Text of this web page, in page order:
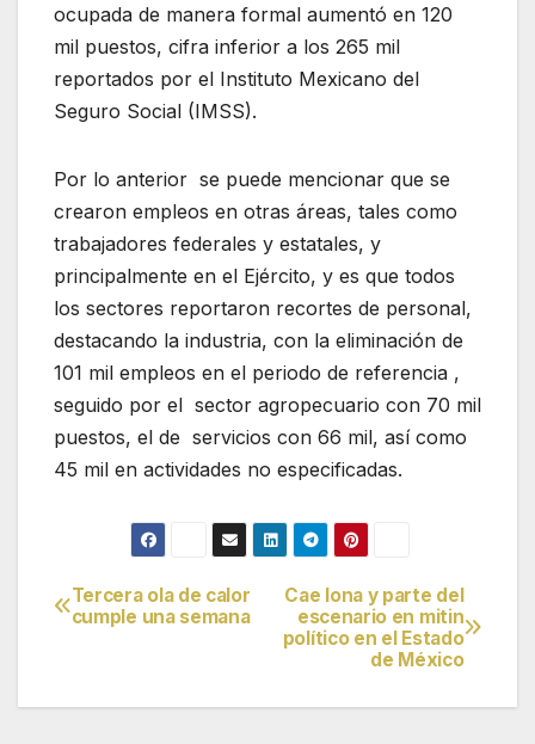
ocupada de manera formal aumentó en 120
mil puestos, cifra inferior a los 265 mil
reportados por el Instituto Mexicano del
Seguro Social (IMSS).
Por lo anterior se puede mencionar que se
crearon empleos en otras áreas, tales como
trabajadores federales y estatales, y
principalmente en el Ejército, y es que todos
los sectores reportaron recortes de personal,
destacando la industria, con la eliminación de
101 mil empleos en el periodo de referencia ,
seguido por el sector agropecuario con 70 mil
puestos, el de servicios con 66 mil, así como
45 mil en actividades no especificadas.
Navegación
entradas
Cae lona y parte del
escenario en mitin
político en el Estado
de México
Tercera ola de calor
cumple una semana